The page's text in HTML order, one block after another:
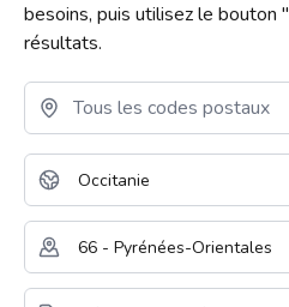
besoins, puis utilisez le bouton "
résultats.